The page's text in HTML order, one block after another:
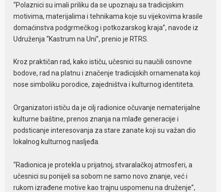
“Polaznici su imali priliku da se upoznaju sa tradicijskim
motivima, materijalima i tehnikama koje su vijekovima krasile
domaćinstva podgrmečkog i potkozarskog kraja”, navode iz
Udruženja “Kastrum na Uni”, prenio je RTRS.
Kroz praktičan rad, kako ističu, učesnici su naučili osnovne
bodove, rad na platnu i značenje tradicijskih ornamenata koji
nose simboliku porodice, zajedništva i kulturnog identiteta.
Organizatori ističu da je cilj radionice očuvanje nematerijalne
kulturne baštine, prenos znanja na mlađe generacije i
podsticanje interesovanja za stare zanate koji su važan dio
lokalnog kulturnog nasljeđa.
“Radionica je protekla u prijatnoj, stvaralačkoj atmosferi, a
učesnici su ponijeli sa sobom ne samo novo znanje, već i
rukom izrađene motive kao trajnu uspomenu na druženje”,